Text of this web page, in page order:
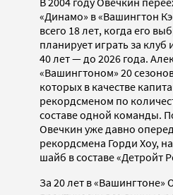
«Динамо» в «Вашингтон
всего 18 лет, когда его
планирует играть за
40 лет — до 2026 года.
«Вашингтоном» 20
которых в качестве
рекордсменом по
составе одной команды.
Овечкин уже давно
рекордсмена Горди Хоу,
шайб в составе «Детройт
За 20 лет в «Вашингтоне»